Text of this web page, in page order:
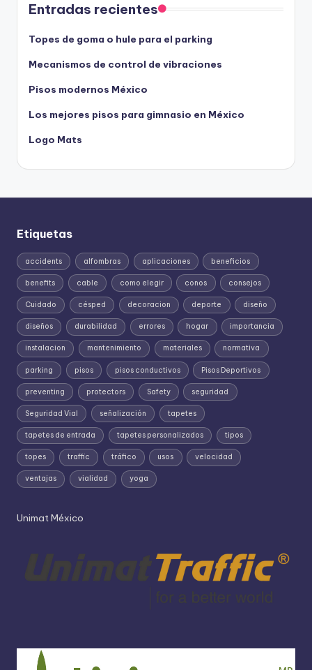
Entradas recientes
Topes de goma o hule para el parking
Mecanismos de control de vibraciones
Pisos modernos México
Los mejores pisos para gimnasio en México
Logo Mats
Etiquetas
accidents alfombras aplicaciones beneficios
benefits cable como elegir conos consejos
Cuidado césped decoracion deporte diseño
diseños durabilidad errores hogar importancia
instalacion mantenimiento materiales normativa
parking pisos pisos conductivos Pisos Deportivos
preventing protectors Safety seguridad
Seguridad Vial señalización tapetes
tapetes de entrada tapetes personalizados tipos
topes traffic tráfico usos velocidad
ventajas vialidad yoga
Unimat México